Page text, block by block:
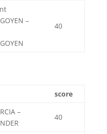
–
40
score
–
40